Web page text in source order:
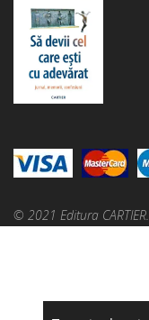
© 2021 Editura CARTIER.